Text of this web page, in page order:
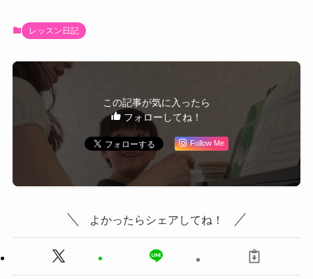
レッスン日記
この記事が気に入ったら
フォローしてね！
Follow Me
よかったらシェアしてね！